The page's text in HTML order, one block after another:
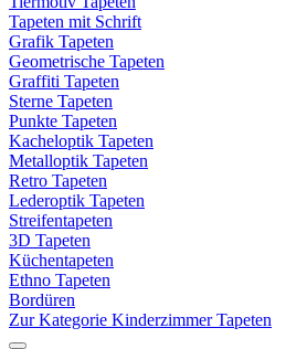
Tapeten mit Schrift
Grafik Tapeten
Geometrische Tapeten
Graffiti Tapeten
Sterne Tapeten
Punkte Tapeten
Kacheloptik Tapeten
Metalloptik Tapeten
Retro Tapeten
Lederoptik Tapeten
Streifentapeten
3D Tapeten
Küchentapeten
Ethno Tapeten
Bordüren
Zur Kategorie Kinderzimmer Tapeten